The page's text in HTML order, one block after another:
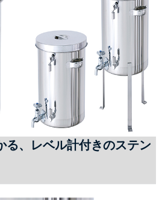
る、レベル計付きのステン